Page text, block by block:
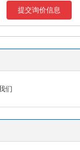
提交询价信息
们